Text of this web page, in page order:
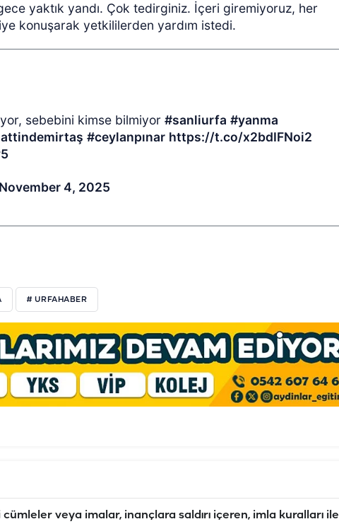
yaktık yandı. Çok tedirginiz. İçeri giremiyoruz, her
konuşarak yetkililerden yardım istedi.
sebebini kimse bilmiyor#sanliurfa #yanma
#ceylanpınar https://t.co/x2bdIFNoi2
November 4, 2025
# URFAHABER
veya imalar, inançlara saldırı içeren, imla kuralları ile